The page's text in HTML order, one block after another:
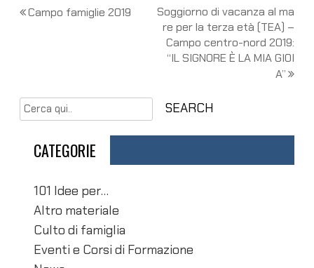
N
g
Campo famiglie 2019
Soggiorno di vacanza al ma
re per la terza età (TEA) –
Campo centro-nord 2019:
“IL SIGNORE È LA MIA GIOI
A”
CATEGORIE
101 Idee per…
Altro materiale
Culto di famiglia
Eventi e Corsi di Formazione